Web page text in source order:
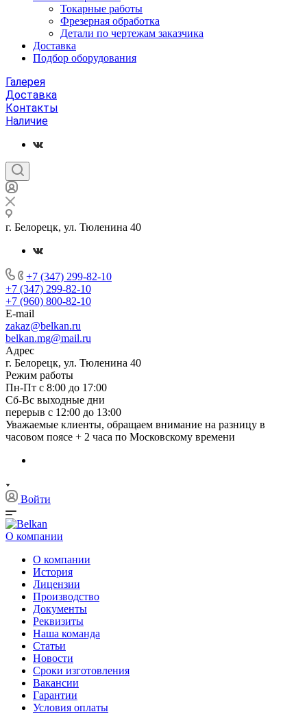
Токарные работы
Фрезерная обработка
Детали по чертежам заказчика
Доставка
Подбор оборудования
Галерея
Доставка
Контакты
Наличие
г. Белорецк, ул. Тюленина 40
+7 (347) 299-82-10
+7 (347) 299-82-10
+7 (960) 800-82-10
E-mail
zakaz@belkan.ru
belkan.mg@mail.ru
Адрес
г. Белорецк, ул. Тюленина 40
Режим работы
Пн-Пт с 8:00 до 17:00
Сб-Вс выходные дни
перерыв с 12:00 до 13:00
Уважаемые клиенты, обращаем внимание на разницу в
часовом поясе + 2 часа по Московскому времени
Войти
О компании
О компании
История
Лицензии
Производство
Документы
Реквизиты
Наша команда
Статьи
Новости
Сроки изготовления
Вакансии
Гарантии
Условия оплаты